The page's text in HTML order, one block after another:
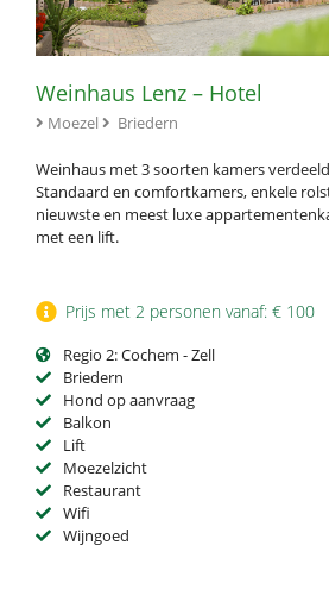
Weinhaus Lenz – Hotel
Moezel Briedern
Weinhaus met 3 soorten kamers
Standaard en comfortkamers, enkele
nieuwste en meest luxe
met een lift.
Prijs met 2 personen vanaf: € 100
Regio 2: Cochem - Zell
Briedern
Hond op aanvraag
Balkon
Lift
Moezelzicht
Restaurant
Wifi
Wijngoed